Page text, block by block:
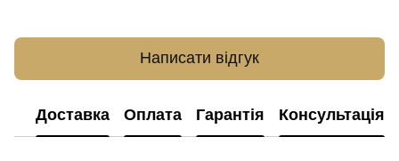
Написати відгук
Доставка Оплата Гарантія Консультація